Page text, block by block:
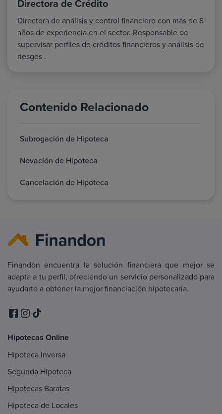
Directora de Crédito
Directora de análisis y control financiero con más de 8
años de experiencia en el sector. Responsable de
supervisar perfiles de créditos financieros y análisis de
riesgos .
Contenido Relacionado
Subrogación de Hipoteca
Novación de Hipoteca
Cancelación de Hipoteca
Finandon encuentra la solución financiera que mejor se
adapta a tu perfil, ofreciendo un servicio personalizado para
ayudarte a obtener la mejor financiación hipotecaria.
Hipotecas Online
Hipoteca Inversa
Segunda Hipoteca
Hipotecas Baratas
Hipoteca de Locales